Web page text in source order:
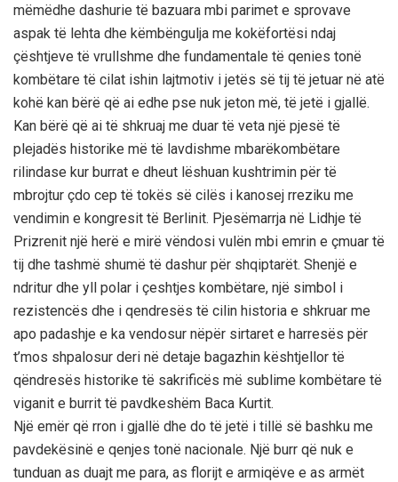
mëmëdhe dashurie të bazuara mbi parimet e sprovave
aspak të lehta dhe këmbëngulja me kokëfortësi ndaj
çështjeve të vrullshme dhe fundamentale të qenies tonë
kombëtare të cilat ishin lajtmotiv i jetës së tij të jetuar në atë
kohë kan bërë që ai edhe pse nuk jeton më, të jetë i gjallë.
Kan bërë që ai të shkruaj me duar të veta një pjesë të
plejadës historike më të lavdishme mbarëkombëtare
rilindase kur burrat e dheut lëshuan kushtrimin për të
mbrojtur çdo cep të tokës së cilës i kanosej rreziku me
vendimin e kongresit të Berlinit. Pjesëmarrja në Lidhje të
Prizrenit një herë e mirë vëndosi vulën mbi emrin e çmuar të
tij dhe tashmë shumë të dashur për shqiptarët. Shenjë e
ndritur dhe yll polar i çeshtjes kombëtare, një simbol i
rezistencës dhe i qendresës të cilin historia e shkruar me
apo padashje e ka vendosur nëpër sirtaret e harresës për
t’mos shpalosur deri në detaje bagazhin kështjellor të
qëndresës historike të sakrificës më sublime kombëtare të
viganit e burrit të pavdkeshëm Baca Kurtit.
Një emër që rron i gjallë dhe do të jetë i tillë së bashku me
pavdekësinë e qenjes tonë nacionale. Një burr që nuk e
tunduan as duajt me para, as florijt e armiqëve e as armët